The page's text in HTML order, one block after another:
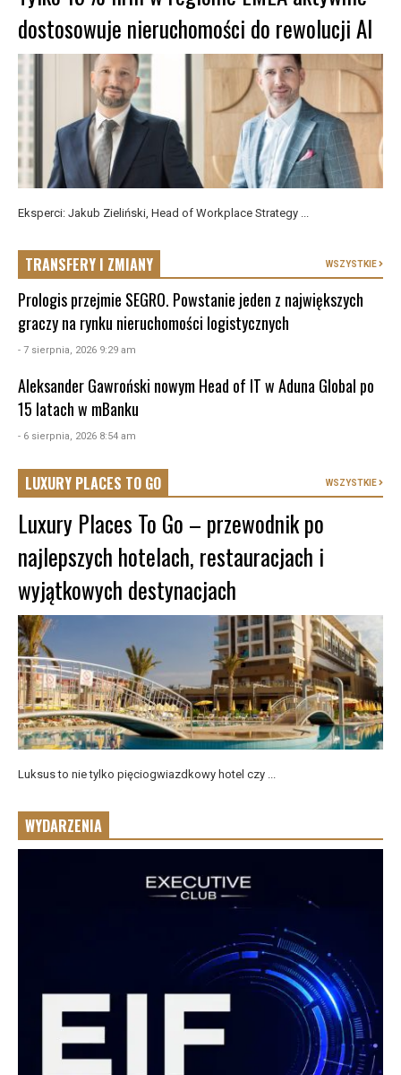
dostosowuje nieruchomości do rewolucji AI
Eksperci: Jakub Zieliński, Head of Workplace Strategy ...
TRANSFERY I ZMIANY WSZYSTKIE
Prologis przejmie SEGRO. Powstanie jeden z największych
graczy na rynku nieruchomości logistycznych
- 7 sierpnia, 2026 9:29 am
Aleksander Gawroński nowym Head of IT w Aduna Global po
15 latach w mBanku
- 6 sierpnia, 2026 8:54 am
LUXURY PLACES TO GO WSZYSTKIE
Luxury Places To Go – przewodnik po
najlepszych hotelach, restauracjach i
wyjątkowych destynacjach
Luksus to nie tylko pięciogwiazdkowy hotel czy ...
WYDARZENIA